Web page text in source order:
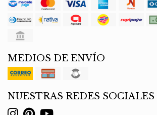
MEDIOS DE ENVÍO
NUESTRAS REDES SOCIALES